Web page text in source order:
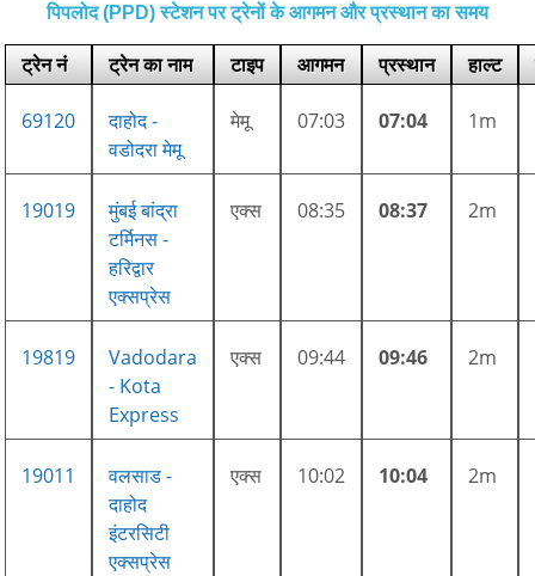
पिपलोद (PPD) स्टेशन पर ट्रेनों के आगमन और प्रस्थान का समय
ट्रेन नं ट्रेन का नाम टाइप आगमन प्रस्थान हाल्ट
69120
दाहोद -
वडोदरा मेमू
मेमू 07:03 07:04 1m
19019
मुंबई बांद्रा
टर्मिनस -
हरिद्वार
एक्सप्रेस
एक्स 08:35 08:37 2m
19819
Vadodara
- Kota
Express
एक्स 09:44 09:46 2m
19011
वलसाड -
दाहोद
इंटरसिटी
एक्सप्रेस
एक्स 10:02 10:04 2m